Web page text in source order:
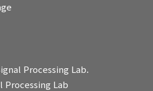
Processing Lab.
Lab